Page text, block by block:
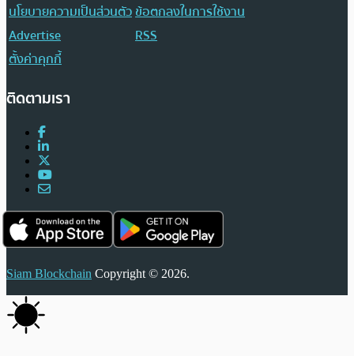
นโยบายความเป็นส่วนตัวข้อตกลงในการใช้งาน
Advertise
RSS
ตั้งค่าคุกกี้
ติดตามเรา
Siam Blockchain Copyright © 2026.